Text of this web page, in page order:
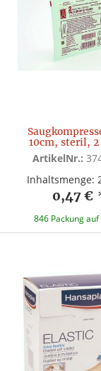
10cm, steril, 2
ArtikelNr.:
Inhaltsmenge:
0,47 €
846 Packung